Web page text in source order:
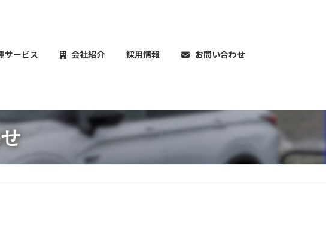
サービス 会社紹介 採用情報 お問い合わせ